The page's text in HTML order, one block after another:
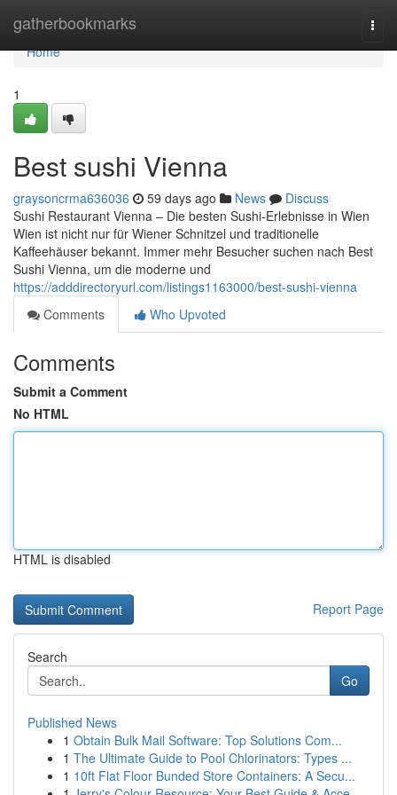
gatherbookmarks
Home
Home
1
Best sushi Vienna
graysoncrma636036 59 days ago News
Discuss
Sushi Restaurant Vienna – Die besten Sushi-Erlebnisse in Wien
Wien ist nicht nur für Wiener Schnitzel und traditionelle
Kaffeehäuser bekannt. Immer mehr Besucher suchen nach Best
Sushi Vienna, um die moderne und
https://adddirectoryurl.com/listings1163000/best-sushi-vienna
Comments
Who Upvoted
Comments
Submit a Comment
No HTML
HTML is disabled
Report Page
Search
Go
Published News
1 Obtain Bulk Mail Software: Top Solutions Com...
1 The Ultimate Guide to Pool Chlorinators: Types ...
1 10ft Flat Floor Bunded Store Containers: A Secu...